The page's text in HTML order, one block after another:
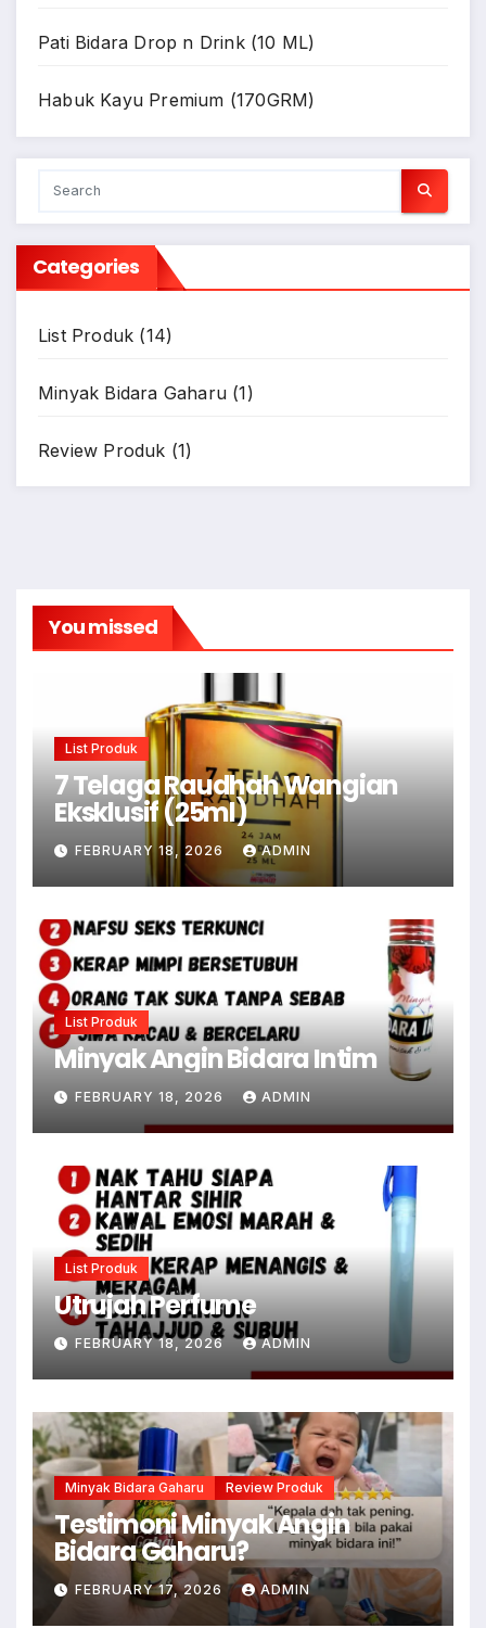
Pati Bidara Drop n Drink (10 ML)
Habuk Kayu Premium (170GRM)
Categories
List Produk (14)
Minyak Bidara Gaharu (1)
Review Produk (1)
You missed
List Produk
7 Telaga Raudhah Wangian
Eksklusif (25ml)
FEBRUARY 18, 2026 ADMIN
List Produk
Minyak Angin Bidara Intim
FEBRUARY 18, 2026 ADMIN
List Produk
Utrujah Perfume
FEBRUARY 18, 2026 ADMIN
Minyak Bidara Gaharu Review Produk
Testimoni Minyak Angin
Bidara Gaharu?
FEBRUARY 17, 2026 ADMIN